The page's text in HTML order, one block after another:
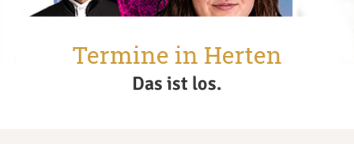
Termine in Herten
Das ist los.